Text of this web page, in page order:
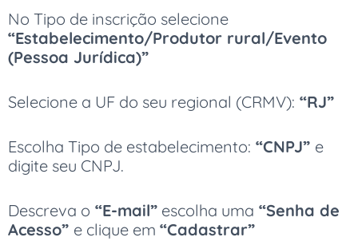
No Tipo de inscrição selecione
“Estabelecimento/Produtor rural/Evento
(Pessoa Jurídica)”
Selecione a UF do seu regional (CRMV): “RJ”
Escolha Tipo de estabelecimento: “CNPJ” e
digite seu CNPJ.
Descreva o “E-mail” escolha uma “Senha de
Acesso” e clique em “Cadastrar”